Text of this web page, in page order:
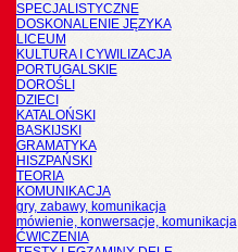
SPECJALISTYCZNE
DOSKONALENIE JĘZYKA
LICEUM
KULTURA I CYWILIZACJA
PORTUGALSKIE
DOROŚLI
DZIECI
KATALOŃSKI
BASKIJSKI
GRAMATYKA
HISZPAŃSKI
TEORIA
KOMUNIKACJA
gry, zabawy, komunikacja
mówienie, konwersacje, komunikacja
ĆWICZENIA